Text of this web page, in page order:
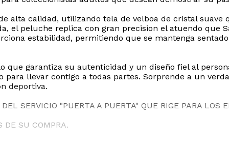
alta calidad, utilizando tela de velboa de cristal
el peluche replica con gran precision el atuendo que
estabilidad, permitiendo que se mantenga
que garantiza su autenticidad y un diseño fiel al
llevar contigo a todas partes. Sorprende a un
deportiva.
SERVICIO "PUERTA A PUERTA" QUE RIGE PARA LOS
DE SU COMPRA.